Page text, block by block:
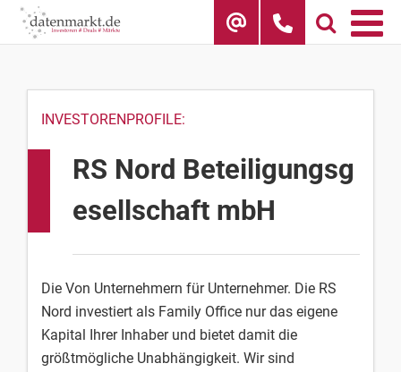
Skip
INVESTORENPROFILE:
RS Nord Beteiligungsg
esellschaft mbH
Die Von Unternehmern für Unternehmer. Die RS
Nord investiert als Family Office nur das eigene
Kapital Ihrer Inhaber und bietet damit die
größtmögliche Unabhängigkeit. Wir sind